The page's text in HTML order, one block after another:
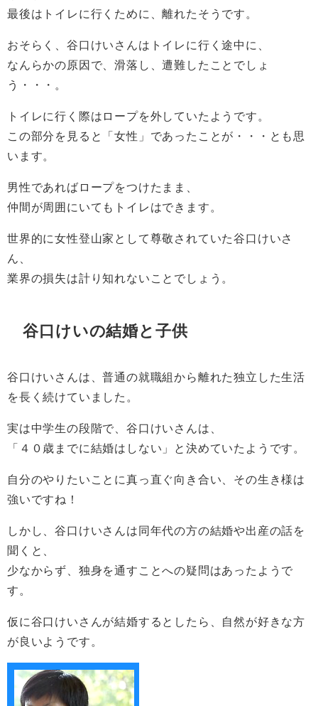
最後はトイレに行くために、離れたそうです。
おそらく、谷口けいさんはトイレに行く途中に、
なんらかの原因で、滑落し、遭難したことでしょ
う・・・。
トイレに行く際はロープを外していたようです。
この部分を見ると「女性」であったことが・・・とも思
います。
男性であればロープをつけたまま、
仲間が周囲にいてもトイレはできます。
世界的に女性登山家として尊敬されていた谷口けいさ
ん、
業界の損失は計り知れないことでしょう。
谷口けいの結婚と子供
谷口けいさんは、普通の就職組から離れた独立した生活
を長く続けていました。
実は中学生の段階で、谷口けいさんは、
「４０歳までに結婚はしない」と決めていたようです。
自分のやりたいことに真っ直ぐ向き合い、その生き様は
強いですね！
しかし、谷口けいさんは同年代の方の結婚や出産の話を
聞くと、
少なからず、独身を通すことへの疑問はあったようで
す。
仮に谷口けいさんが結婚するとしたら、自然が好きな方
が良いようです。